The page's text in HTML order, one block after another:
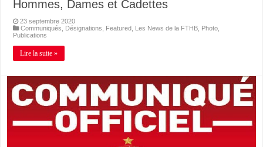
Hommes, Dames et Cadettes
23 septembre 2020
Communiqués, Désignations, Featured, Les News de la FTHB, Photo,
Publications
Lire la suite »